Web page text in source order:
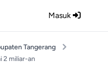
Masuk
Tangerang
2 miliar-an